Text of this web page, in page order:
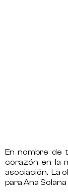
En nombre de
corazón en la
asociación. La
para Ana Solana